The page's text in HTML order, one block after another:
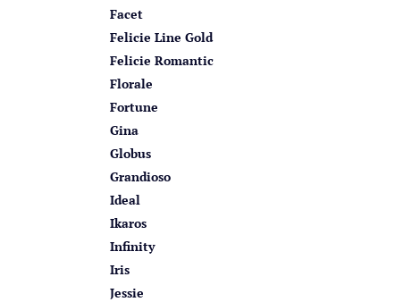
Facet
Felicie Line Gold
Felicie Romantic
Florale
Fortune
Gina
Globus
Grandioso
Ideal
Ikaros
Infinity
Iris
Jessie